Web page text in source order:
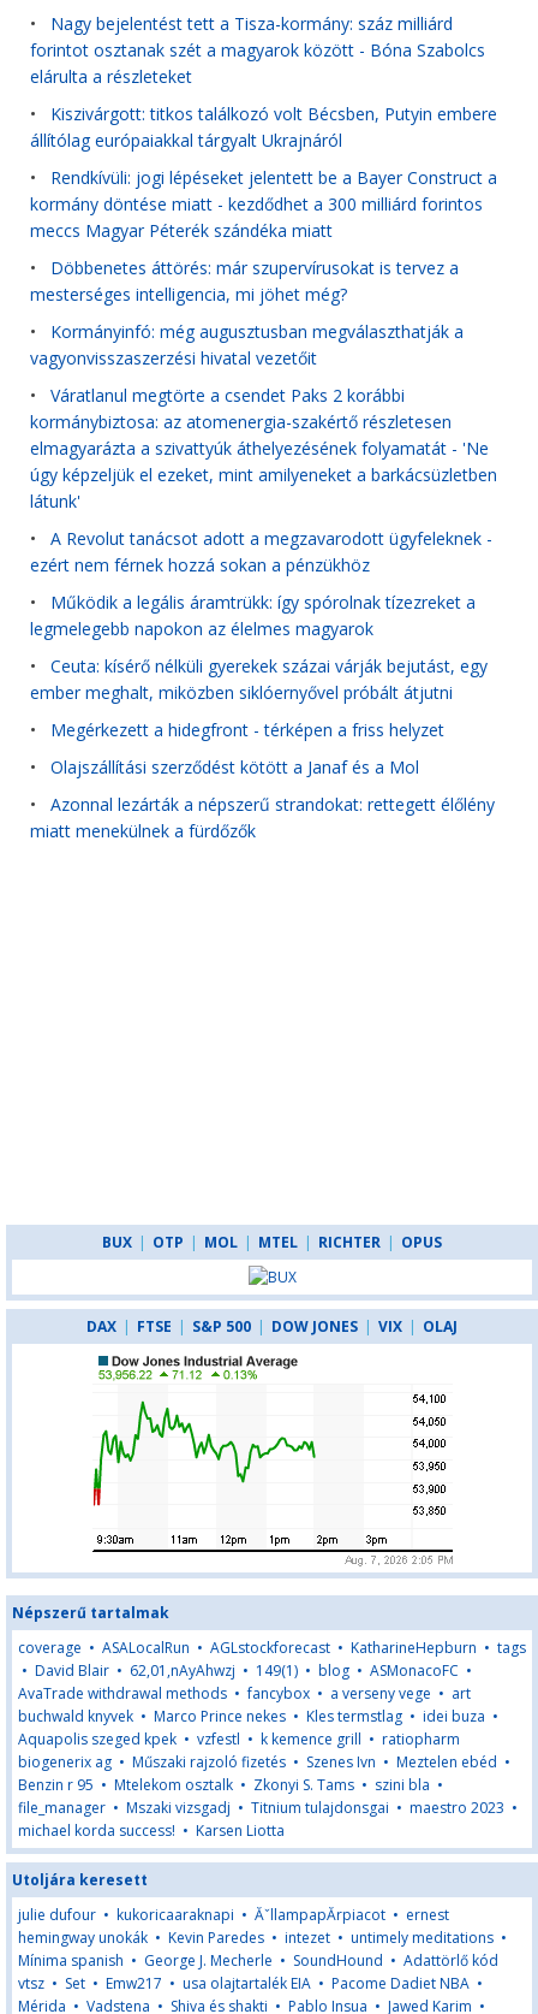
• Nagy bejelentést tett a Tisza-kormány: száz milliárd
forintot osztanak szét a magyarok között - Bóna Szabolcs
elárulta a részleteket
• Kiszivárgott: titkos találkozó volt Bécsben, Putyin embere
állítólag európaiakkal tárgyalt Ukrajnáról
• Rendkívüli: jogi lépéseket jelentett be a Bayer Construct a
kormány döntése miatt - kezdődhet a 300 milliárd forintos
meccs Magyar Péterék szándéka miatt
• Döbbenetes áttörés: már szupervírusokat is tervez a
mesterséges intelligencia, mi jöhet még?
• Kormányinfó: még augusztusban megválaszthatják a
vagyonvisszaszerzési hivatal vezetőit
• Váratlanul megtörte a csendet Paks 2 korábbi
kormánybiztosa: az atomenergia-szakértő részletesen
elmagyarázta a szivattyúk áthelyezésének folyamatát - 'Ne
úgy képzeljük el ezeket, mint amilyeneket a barkácsüzletben
látunk'
• A Revolut tanácsot adott a megzavarodott ügyfeleknek -
ezért nem férnek hozzá sokan a pénzükhöz
• Működik a legális áramtrükk: így spórolnak tízezreket a
legmelegebb napokon az élelmes magyarok
• Ceuta: kísérő nélküli gyerekek százai várják bejutást, egy
ember meghalt, miközben siklóernyővel próbált átjutni
• Megérkezett a hidegfront - térképen a friss helyzet
• Olajszállítási szerződést kötött a Janaf és a Mol
• Azonnal lezárták a népszerű strandokat: rettegett élőlény
miatt menekülnek a fürdőzők
BUX | OTP | MOL | MTEL | RICHTER | OPUS
DAX | FTSE | S&P 500 | DOW JONES | VIX | OLAJ
Népszerű tartalmak
coverage • ASALocalRun • AGLstockforecast • KatharineHepburn • tags
• David Blair • 62,01,nAyAhwzj • 149(1) • blog • ASMonacoFC •
AvaTrade withdrawal methods •fancybox • a verseny vege • art
buchwald knyvek • Marco Prince nekes • Kles termstlag • idei buza •
Aquapolis szeged kpek • vzfestl • k kemence grill • ratiopharm
biogenerix ag • Műszaki rajzoló fizetés • Szenes Ivn • Meztelen ebéd •
Benzin r 95 • Mtelekom osztalk • Zkonyi S. Tams • szini bla •
file_manager • Mszaki vizsgadj • Titnium tulajdonsgai • maestro 2023 •
michael korda success! • Karsen Liotta
Utoljára keresett
julie dufour • kukoricaaraknapi • ĂˇllampapĂ­rpiacot • ernest
hemingway unokák • Kevin Paredes • intezet • untimely meditations •
Mínima spanish • George J. Mecherle • SoundHound • Adattörlő kód
vtsz • Set • Emw217 • usa olajtartalék EIA • Pacome Dadiet NBA •
Mérida • Vadstena • Shiva és shakti • Pablo Insua • Jawed Karim •